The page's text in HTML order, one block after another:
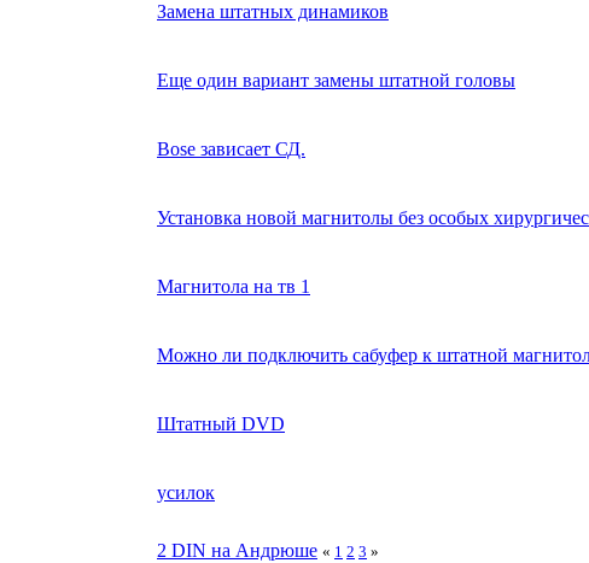
Замена штатных динамиков
Еще один вариант замены штатной головы
Bose зависает СД.
Установка новой магнитолы без особых
Магнитола на тв 1
Можно ли подключить сабуфер к штатной
Штатный DVD
усилок
2 DIN на Андрюше « 1 2 3 »